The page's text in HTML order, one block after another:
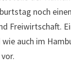
noch
Freiwirtschaft.
auch im